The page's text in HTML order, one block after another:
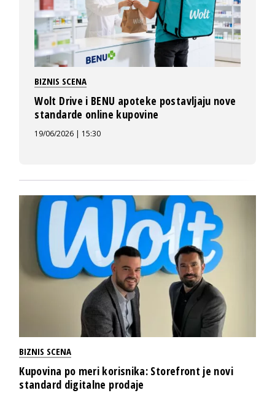
BIZNIS SCENA
Wolt Drive i BENU apoteke postavljaju nove
standarde online kupovine
19/06/2026 | 15:30
BIZNIS SCENA
Kupovina po meri korisnika: Storefront je novi
standard digitalne prodaje